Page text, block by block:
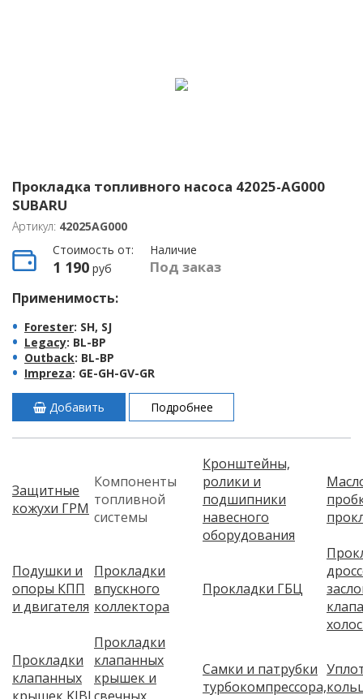
Прокладка топливного насоса 42025-AG000
SUBARU
Артикул: 42025AG000
Стоимость от:
1 190 руб
Наличие
Под заказ
Применимость:
Forester: SH, SJ
Legacy: BL-BP
Outback: BL-BP
Impreza: GE-GH-GV-GR
Добавить Подробнее
Защитные
кожухи ГРМ
Компоненты
топливной
системы
Кронштейны,
ролики и
подшипники
навесного
оборудования
Подушки и
опоры КПП
и двигателя
Прокладки
впускного
коллектора
Прокладки ГБЦ
Прокладки
клапанных
Прокладки
клапанных
крышек и
Самки и патрубки
турбокомпрессора,